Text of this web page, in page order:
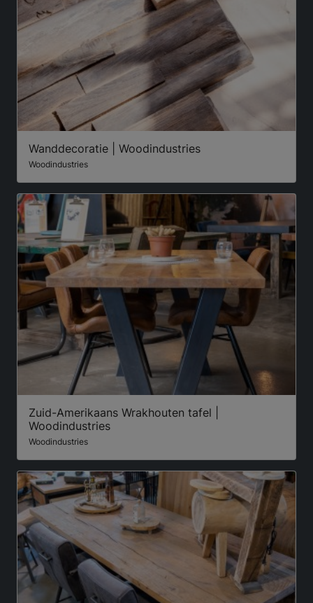
Wanddecoratie | Woodindustries
Woodindustries
Zuid-Amerikaans Wrakhouten tafel |
Woodindustries
Woodindustries